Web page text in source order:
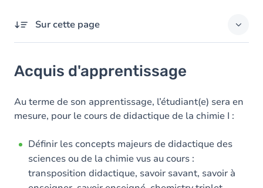
Sur cette page
Objectifs
Contenu
Table des matières
Exercices
Acquis d'apprentissage
Au terme de son apprentissage, l’étudiant(e) sera en
mesure, pour le cours de didactique de la chimie I :
Définir les concepts majeurs de didactique des
sciences ou de la chimie vus au cours :
transposition didactique, savoir savant, savoir à